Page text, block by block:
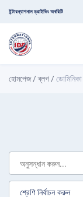
ইন্টারন্যাশনাল ড্রাইভিং অথরিটি
হোমপেজ/ব্লগ /